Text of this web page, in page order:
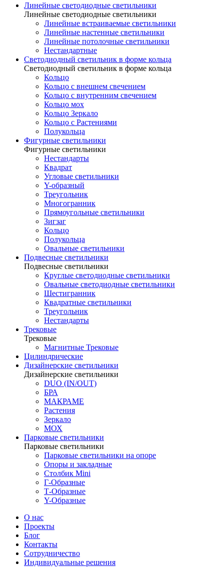
Линейные светодиодные светильники
Линейные светодиодные светильники
Линейные встраиваемые светильники
Линейные настенные светильники
Линейные потолочные светильники
Нестандартные
Светодиодный светильник в форме кольца
Светодиодный светильник в форме кольца
Кольцо
Кольцо с внешнем свечением
Кольцо с внутренним свечением
Кольцо мох
Кольцо Зеркало
Кольцо с Растениями
Полукольца
Фигурные светильники
Фигурные светильники
Нестандарты
Квадрат
Угловые светильники
Y-образный
Треугольник
Многогранник
Прямоугольные светильники
Зигзаг
Кольцо
Полукольца
Овальные светильники
Подвесные светильники
Подвесные светильники
Круглые светодиодные светильники
Овальные светодиодные светильники
Шестигранник
Квадратные светильники
Треугольник
Нестандарты
Трековые
Трековые
Магнитные Трековые
Цилиндрические
Дизайнерские светильники
Дизайнерские светильники
DUO (IN/OUT)
БРА
МАКРАМЕ
Растения
Зеркало
МОХ
Парковые светильники
Парковые светильники
Парковые светильники на опоре
Опоры и закладные
Столбик Mini
Г-Образные
Т-Образные
Y-Образные
О нас
Проекты
Блог
Контакты
Сотрудничество
Индивидуальные решения